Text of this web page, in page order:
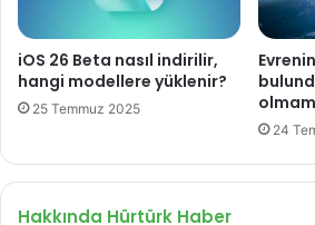
e
i
s
e
l
i
iOS 26 Beta nasıl indirilir,
hangi modellere yüklenir?
25 Temmuz 2025
24
Hakkında Hürtürk Haber